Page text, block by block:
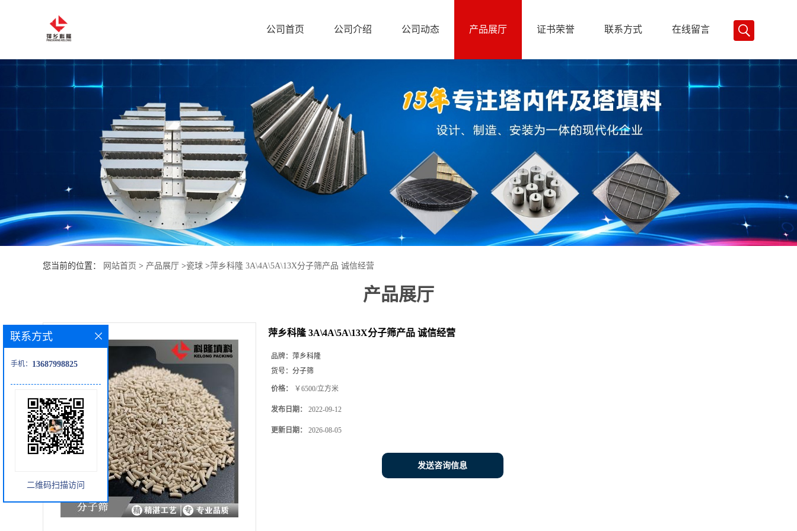
介
动
品
厅
公司首页 公司介绍 公司动态 产品展厅 证书荣誉 联系方式 在线留言
您当前的位置： 网站首页 > 产品展厅 >瓷球 >萍乡科隆 3A\4A\5A\13X分子筛产品 诚信经营
产品展厅
萍乡科隆 3A\4A\5A\13X分子筛产品 诚信经营
品牌： 萍乡科隆
货号： 分子筛
价格： ￥6500/立方米
发布日期： 2022-09-12
更新日期： 2026-08-05
发送咨询信息
联系方式
手机： 13687998825
二维码扫描访问